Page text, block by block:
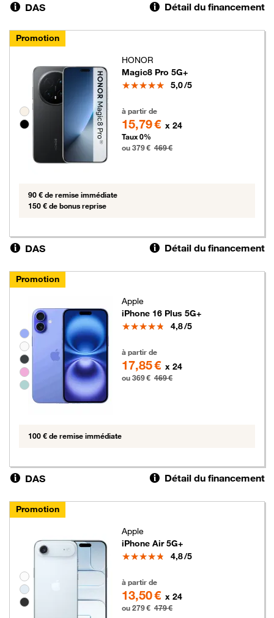
DAS Détail du financement
Promotion
Groupe de couleurs disponibles non sélectionnables
HONOR
Magic8 Pro 5G+
Note
5,0/5
à partir de
15,79 € x 24
Taux 0%
ou 379 € 469 €
90 € de remise immédiate
150 € de bonus reprise
DAS Détail du financement
Promotion
Groupe de couleurs disponibles non sélectionnables
Apple
iPhone 16 Plus 5G+
Note
4,8/5
à partir de
17,85 € x 24
ou 369 € 469 €
100 € de remise immédiate
DAS Détail du financement
Promotion
Groupe de couleurs disponibles non sélectionnables
Apple
iPhone Air 5G+
Note
4,8/5
à partir de
13,50 € x 24
ou 279 € 479 €